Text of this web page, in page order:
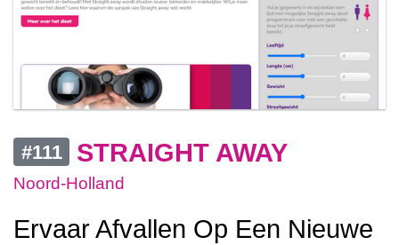
#111 STRAIGHT AWAY
Noord-Holland
Ervaar Afvallen Op Een Nieuwe